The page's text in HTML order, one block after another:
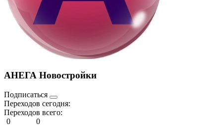
АНЕГА Новостройки
Подписаться
Переходов сегодня:
Переходов всего:
0
0